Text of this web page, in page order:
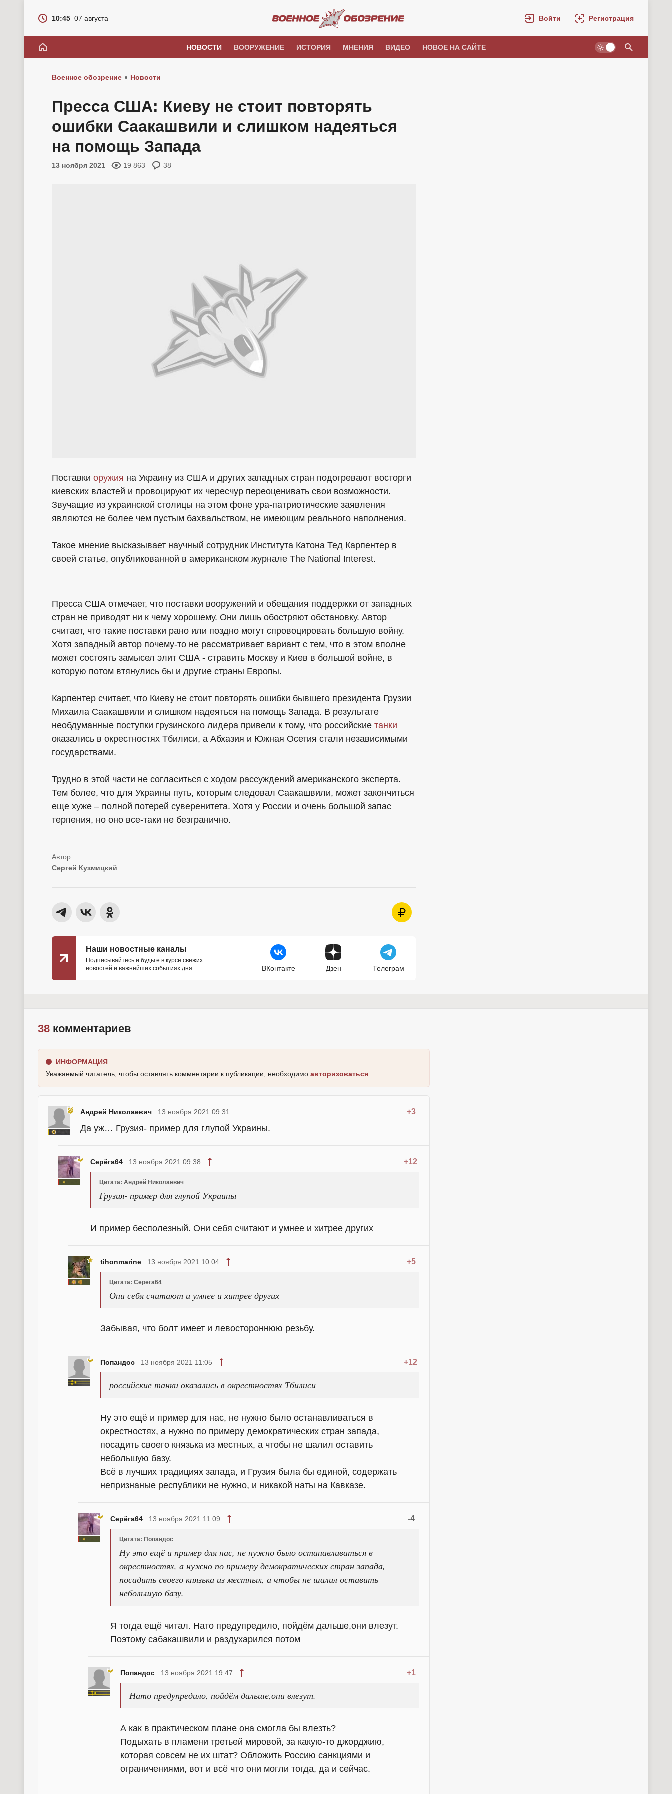
10:45 07 августа Войти Регистрация
НОВОСТИ ВООРУЖЕНИЕ ИСТОРИЯ МНЕНИЯ ВИДЕО НОВОЕ НА САЙТЕ
Военное обозрение Новости
Пресса США: Киеву не стоит повторять
ошибки Саакашвили и слишком надеяться
на помощь Запада
13 ноября 2021 19 863 38
Поставки оружия на Украину из США и других западных стран подогревают восторги
киевских властей и провоцируют их чересчур переоценивать свои возможности.
Звучащие из украинской столицы на этом фоне ура-патриотические заявления
являются не более чем пустым бахвальством, не имеющим реального наполнения.
Такое мнение высказывает научный сотрудник Института Катона Тед Карпентер в
своей статье, опубликованной в американском журнале The National Interest.
Пресса США отмечает, что поставки вооружений и обещания поддержки от западных
стран не приводят ни к чему хорошему. Они лишь обостряют обстановку. Автор
считает, что такие поставки рано или поздно могут спровоцировать большую войну.
Хотя западный автор почему-то не рассматривает вариант с тем, что в этом вполне
может состоять замысел элит США - стравить Москву и Киев в большой войне, в
которую потом втянулись бы и другие страны Европы.
Карпентер считает, что Киеву не стоит повторять ошибки бывшего президента Грузии
Михаила Саакашвили и слишком надеяться на помощь Запада. В результате
необдуманные поступки грузинского лидера привели к тому, что российские танки
оказались в окрестностях Тбилиси, а Абхазия и Южная Осетия стали независимыми
государствами.
Трудно в этой части не согласиться с ходом рассуждений американского эксперта.
Тем более, что для Украины путь, которым следовал Саакашвили, может закончиться
еще хуже – полной потерей суверенитета. Хотя у России и очень большой запас
терпения, но оно все-таки не безгранично.
Сергей Кузмицкий
Наши новостные каналы
Подписывайтесь и будьте в курсе свежих
новостей и важнейших событиях дня.
ВКонтакте Дзен Телеграм
38 комментариев
ИНФОРМАЦИЯ
Уважаемый читатель, чтобы оставлять комментарии к публикации, необходимо авторизоваться
Андрей Николаевич +3
13 ноября 2021 09:31
Да уж… Грузия- пример для глупой Украины.
Серёга64 +12
13 ноября 2021 09:38
Цитата: Андрей Николаевич
Грузия- пример для глупой Украины
И пример бесполезный. Они себя считают и умнее и хитрее других
tihonmarine +5
13 ноября 2021 10:04
Цитата: Серёга64
Они себя считают и умнее и хитрее других
Забывая, что болт имеет и левостороннюю резьбу.
Попандос +12
13 ноября 2021 11:05
российские танки оказались в окрестностях Тбилиси
Ну это ещё и пример для нас, не нужно было останавливаться в
окрестностях, а нужно по примеру демократических стран запада,
посадить своего князька из местных, а чтобы не шалил оставить
небольшую базу.
Всё в лучших традициях запада, и Грузия была бы единой, содержать
непризнаные республики не нужно, и никакой наты на Кавказе.
Серёга64 -4
13 ноября 2021 11:09
Цитата: Попандос
Ну это ещё и пример для нас, не нужно было останавливаться в
окрестностях, а нужно по примеру демократических стран запада,
посадить своего князька из местных, а чтобы не шалил оставить
небольшую базу.
Я тогда ещё читал. Нато предупредило, пойдём дальше,они влезут.
Поэтому сабакашвили и раздухарился потом
Попандос +1
13 ноября 2021 19:47
Нато предупредило, пойдём дальше,они влезут.
А как в практическом плане она смогла бы влезть?
Подыхать в пламени третьей мировой, за какую-то джорджию,
которая совсем не их штат? Обложить Россию санкциями и
ограничениями, вот и всё что они могли тогда, да и сейчас.